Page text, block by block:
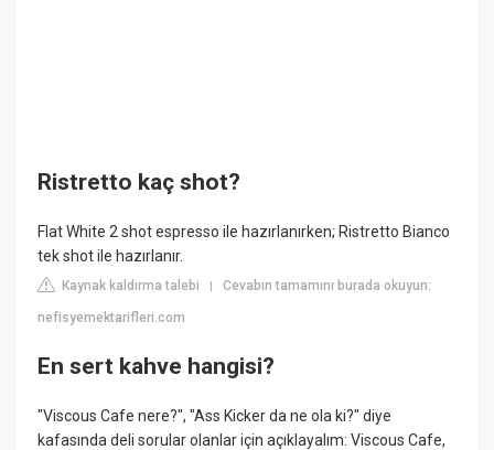
Ristretto kaç shot?
Flat White 2 shot espresso ile hazırlanırken; Ristretto Bianco
tek shot ile hazırlanır.
Kaynak kaldırma talebi |Cevabın tamamını burada okuyun:
nefisyemektarifleri.com
En sert kahve hangisi?
"Viscous Cafe nere?", "Ass Kicker da ne ola ki?" diye
kafasında deli sorular olanlar için açıklayalım: Viscous Cafe,